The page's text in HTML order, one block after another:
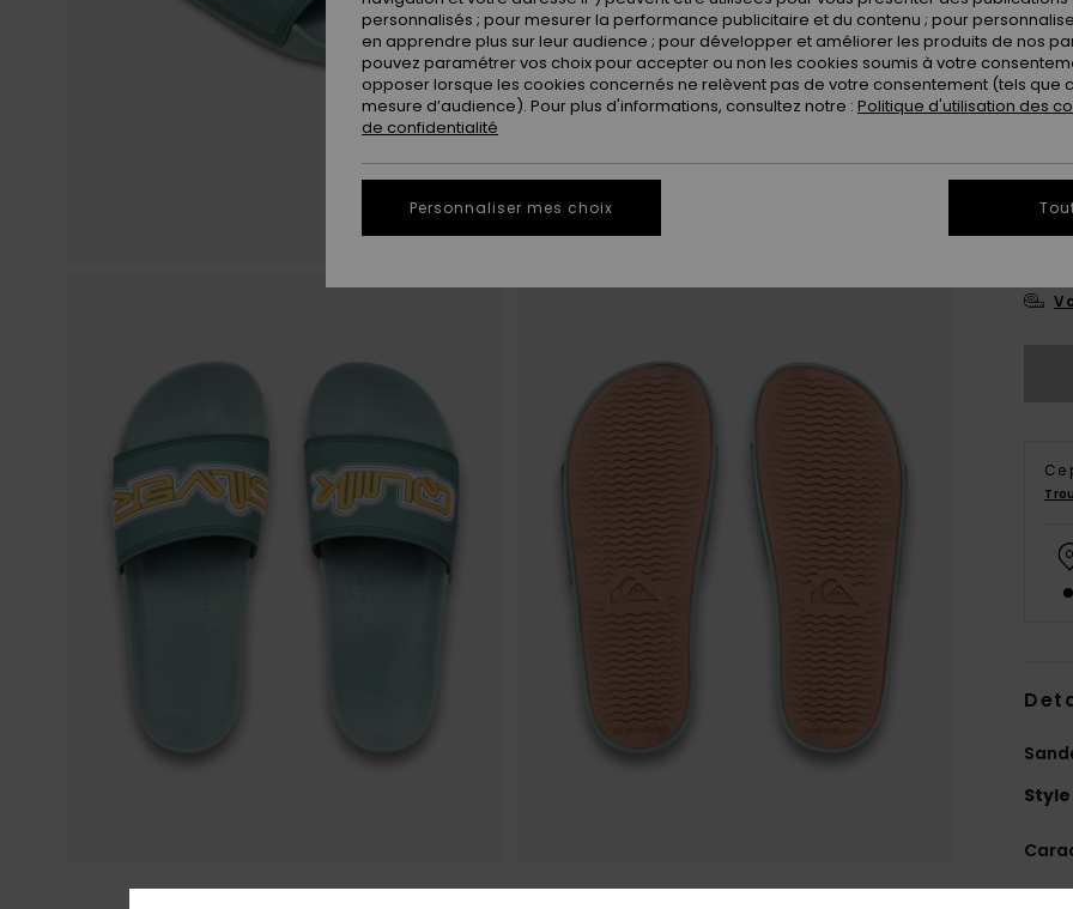
39
45
Ce
Style
personnalisés ; pour mesurer la performance publicitaire et du contenu ; pour
en apprendre plus sur leur audience ; pour développer et améliorer les produits de nos
pouvez paramétrer vos choix pour accepter ou non les cookies soumis à votre
opposer lorsque les cookies concernés ne relèvent pas de votre consentement (tels que
mesure d’audience). Pour plus d'informations, consultez notre : Politique d'utilisation des
de confidentialité
Personnaliser mes choix